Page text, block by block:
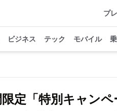
プ
ビジネス テック モバイル
定「特別キャンペ